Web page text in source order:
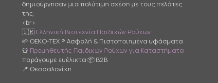
δημιούργησαν μια πολύτιμη σχέση με τους πελάτες
της.
<br>
🇬🇷 Ελληνική Βιοτεχνία Παιδικών Ρούχων
🌱 OEKO-TEX ® Ασφαλή & Πιστοποιημένα υφάσματα
👕 Προμηθευτής Παιδικών Ρούχων για Καταστήματα
παράγουμε ευέλικτα 📦 B2B
📍 Θεσσαλονίκη